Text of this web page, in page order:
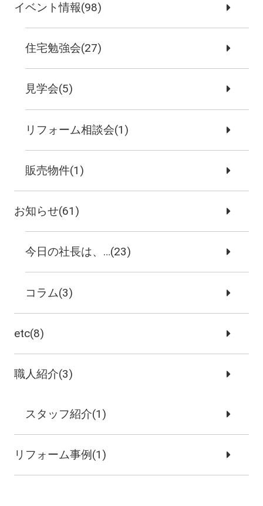
イベント情報(98)
住宅勉強会(27)
見学会(5)
リフォーム相談会(1)
販売物件(1)
お知らせ(61)
今日の社長は、…(23)
コラム(3)
etc(8)
職人紹介(3)
スタッフ紹介(1)
リフォーム事例(1)